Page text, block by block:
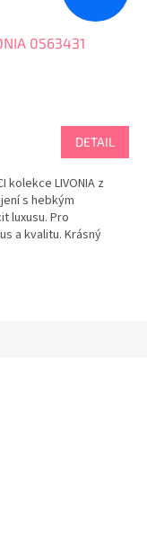
0563431
DETAIL
kolekce LIVONIA z
s hebkým
luxusu. Pro
a kvalitu. Krásný